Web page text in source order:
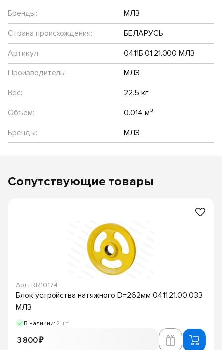
Бренды:
МЛЗ
Страна происхождения:
БЕЛАРУСЬ
Артикул:
0411Б.01.21.000 МЛЗ
Производитель:
МЛЗ
Вес:
22.5 кг
Объем:
0.014 м³
Бренды:
МЛЗ
Сопутствующие товары
Арт.: RR10174
Блок устройства натяжного D=262мм 0411.21.00.033
МЛЗ
В наличии: 2 шт
3 800 ₽